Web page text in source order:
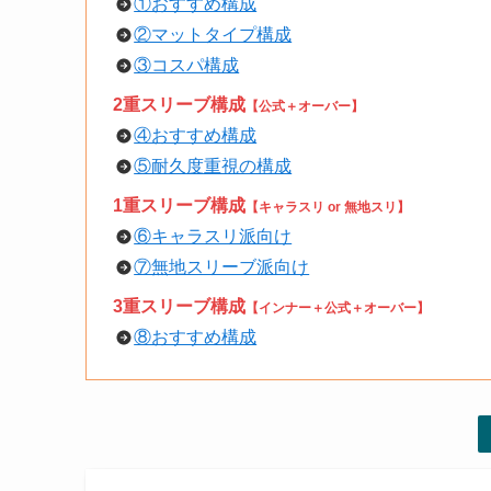
①おすすめ構成
②マットタイプ構成
③コスパ構成
2重スリーブ構成 【公式＋オーバー】
④おすすめ構成
⑤耐久度重視の構成
1重スリーブ構成 【キャラスリ or 無地スリ】
⑥キャラスリ派向け
⑦無地スリーブ派向け
3重スリーブ構成 【インナー＋公式＋オーバー】
⑧おすすめ構成